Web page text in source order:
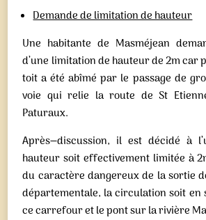
Demande de limitation de hauteur
Une habitante de Masméjean
d’une limitation de hauteur de 2m car
toit a été abîmé par le passage de
voie qui relie la route de St
Paturaux.
Après discussion, il est décidé à
hauteur soit effectivement limitée à
du caractère dangereux de la sortie
départementale, la circulation soit en
ce carrefour et le pont sur la rivière